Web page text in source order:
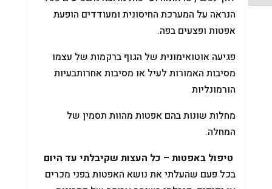
הנראה על המערכת החיסונית ומעודדים הופעת
אפטות ופצעים בפה.
פגיעה אוטואימונית של הגוף ברקמות של עצמו
מסיבות האמורות לעיל או מסיבות אחרותבעיות
הורמונליות
מחלות שונות בהם אפטות מהוות תסמין של
המחלה.
טיפול באפטות – כל העצות שקיבלתי עד היום
בכל פעם שהעלתי את נושא האפטות בפני מכרים